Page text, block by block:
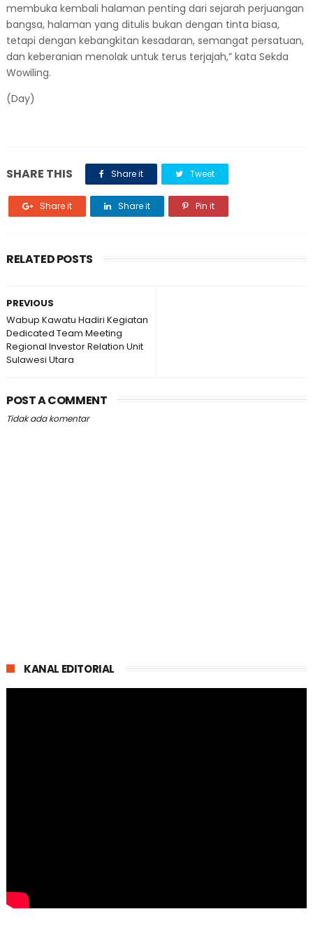
membuka kembali halaman penting dari sejarah perjuangan
bangsa, halaman yang ditulis bukan dengan tinta ‎biasa,
tetapi dengan kebangkitan kesadaran, semangat persatuan,
dan keberanian menolak untuk terus terjajah,” kata Sekda
Wowiling.
(Day)
SHARE THIS Share it Tweet
Share it Share it Pin it
RELATED POSTS
PREVIOUS
Wabup Kawatu Hadiri Kegiatan
Dedicated Team Meeting
Regional Investor Relation Unit
Sulawesi Utara
POST A COMMENT
Tidak ada komentar
KANAL EDITORIAL